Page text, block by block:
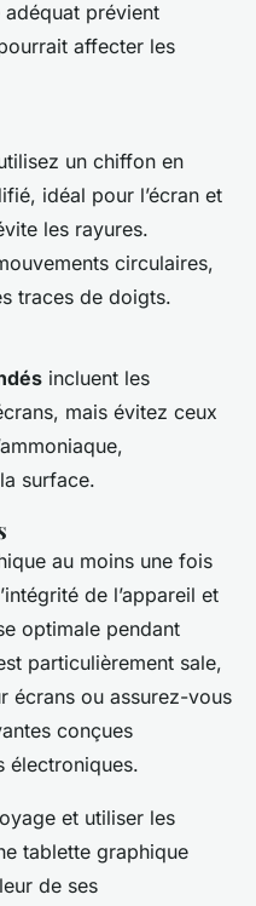
prévient
affecter les
un chiffon en
idéal pour l’écran et
les rayures.
circulaires,
traces de doigts.
incluent les
mais évitez ceux
surface.
au moins une fois
de l’appareil et
optimale pendant
particulièrement sale,
écrans ou assurez-vous
conçues
électroniques.
et utiliser les
tablette graphique
de ses